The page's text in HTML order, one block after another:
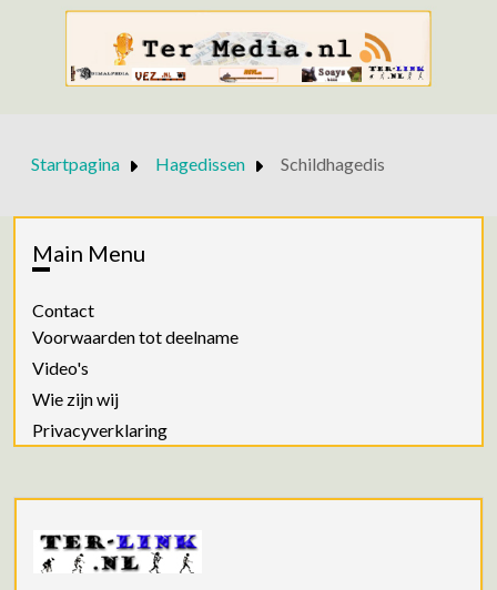
Startpagina Hagedissen Schildhagedis
Main Menu
Contact
Voorwaarden tot deelname
Video's
Wie zijn wij
Privacyverklaring